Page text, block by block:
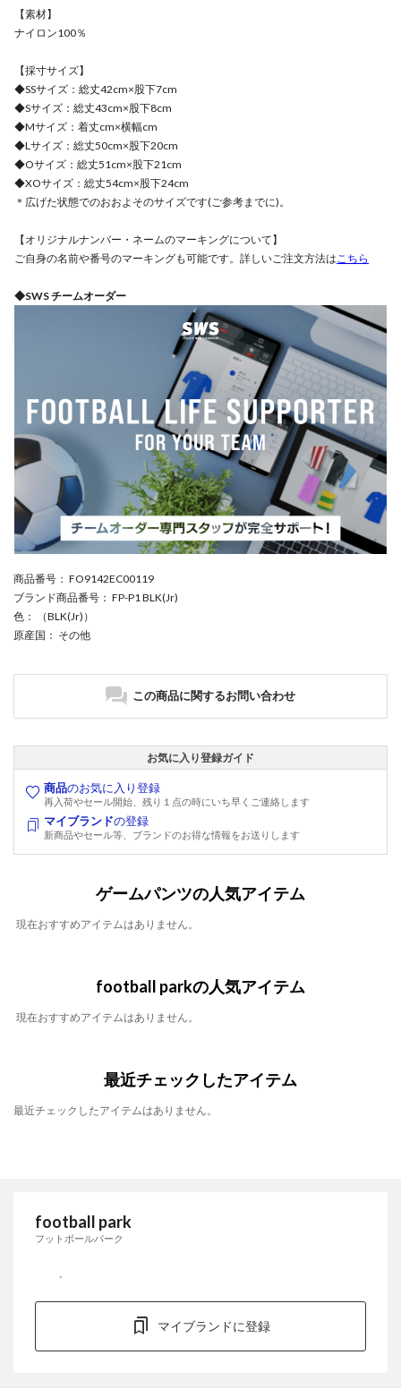
【素材】
ナイロン100％
【採寸サイズ】
◆SSサイズ：総丈42cm×股下7cm
◆Sサイズ：総丈43cm×股下8cm
◆Mサイズ：着丈cm×横幅cm
◆Lサイズ：総丈50cm×股下20cm
◆Oサイズ：総丈51cm×股下21cm
◆XOサイズ：総丈54cm×股下24cm
＊広げた状態でのおおよそのサイズです(ご参考までに)。
【オリジナルナンバー・ネームのマーキングについて】
ご自身の名前や番号のマーキングも可能です。詳しいご注文方法はこちら
◆SWS チームオーダー
商品番号 ： FO9142EC00119
ブランド商品番号 ： FP-P1 BLK(Jr)
色 ： （BLK(Jr)）
原産国 ： その他
この商品に関するお問い合わせ
お気に入り登録ガイド
商品のお気に入り登録
再入荷やセール開始、残り１点の時にいち早くご連絡します
マイブランドの登録
新商品やセール等、ブランドのお得な情報をお送りします
ゲームパンツの人気アイテム
現在おすすめアイテムはありません。
football parkの人気アイテム
現在おすすめアイテムはありません。
最近チェックしたアイテム
最近チェックしたアイテムはありません。
football park
フットボールパーク
マイブランドに登録